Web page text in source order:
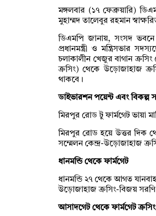
মঙ্গলবার (১৭ ফেব্রুয়ারি)
মুহাম্মদ তালেবুর রহমান
ডিএমপি জানায়, সংসদ ভবনে
প্রধানমন্ত্রী ও মন্ত্রিসভার
চলাকালীন খেজুর বাগান
ক্রসিং) থেকে উড়োজাহাজ
থাকবে।
ডাইভারশন পয়েন্ট এবং বিকল্প
মিরপুর রোড টু ফার্মগেট ভায়া
মিরপুর রোড হয়ে উত্তর দিক
সম্মেলন কেন্দ্র-উড়োজাহাজ
ধানমন্ডি থেকে ফার্মগেট
ধানমন্ডি ২৭ থেকে আগত
উড়োজাহাজ ক্রসিং-বিজয় সরণি
আসাদগেট থেকে ফার্মগেট ক্রসিং